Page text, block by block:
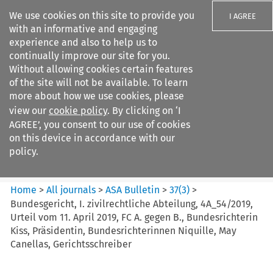
We use cookies on this site to provide you
with an informative and engaging
experience and also to help us to
continually improve our site for you.
Without allowing cookies certain features
of the site will not be available. To learn
more about how we use cookies, please
view our cookie policy. By clicking on ‘I
AGREE’, you consent to our use of cookies
on this device in accordance with our
policy.
I AGREE
Search filters
ASA Bulletin
Home >All journals >ASA Bulletin >37(3) >
Bundesgericht, I. zivilrechtliche Abteilung, 4A_54/2019,
Urteil vom 11. April 2019, FC A. gegen B., Bundesrichterin
Kiss, Präsidentin, Bundesrichterinnen Niquille, May
Canellas, Gerichtsschreiber